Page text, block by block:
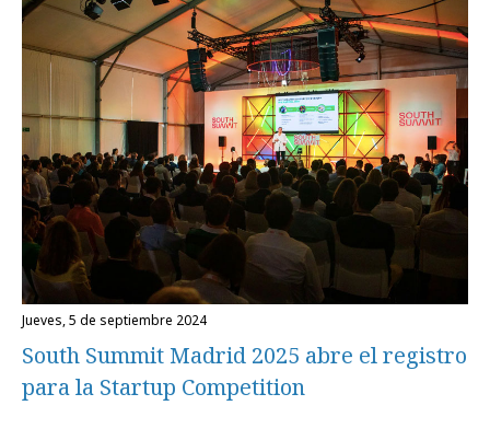
jueves, 5 de septiembre 2024
South Summit Madrid 2025 abre el registro
para la Startup Competition